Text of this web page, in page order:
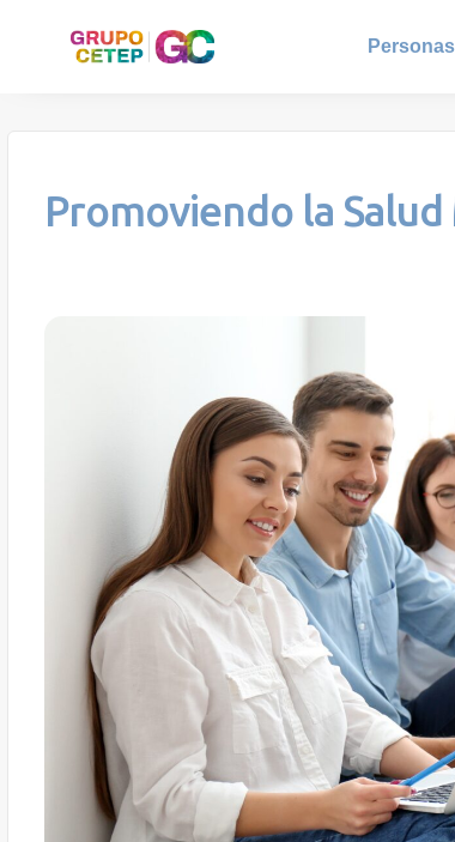
Personas
Promoviendo la